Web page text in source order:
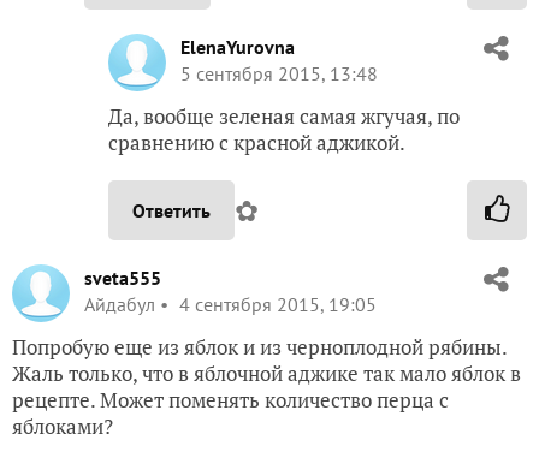
ElenaYurovna
5 сентября 2015, 13:48
Да, вообще зеленая самая жгучая, по
сравнению с красной аджикой.
Ответить ✿
sveta555
Айдабул
4 сентября 2015, 19:05
Попробую еще из яблок и из черноплодной рябины.
Жаль только, что в яблочной аджике так мало яблок в
рецепте. Может поменять количество перца с
яблоками?